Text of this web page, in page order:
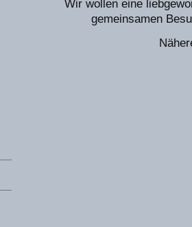
Wir wollen eine
gemeinsamen